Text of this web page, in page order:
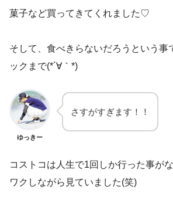
菓子など買ってきてくれました♡
そして、食べきらないだろうという事
ックまで(*´∀｀*)
ゆっきー
さすがすぎます！！
コストコは人生で1回しか行った事が
ワクしながら見ていました(笑)